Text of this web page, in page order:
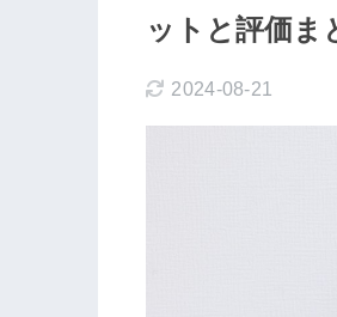
ットと評価ま
2024-08-21